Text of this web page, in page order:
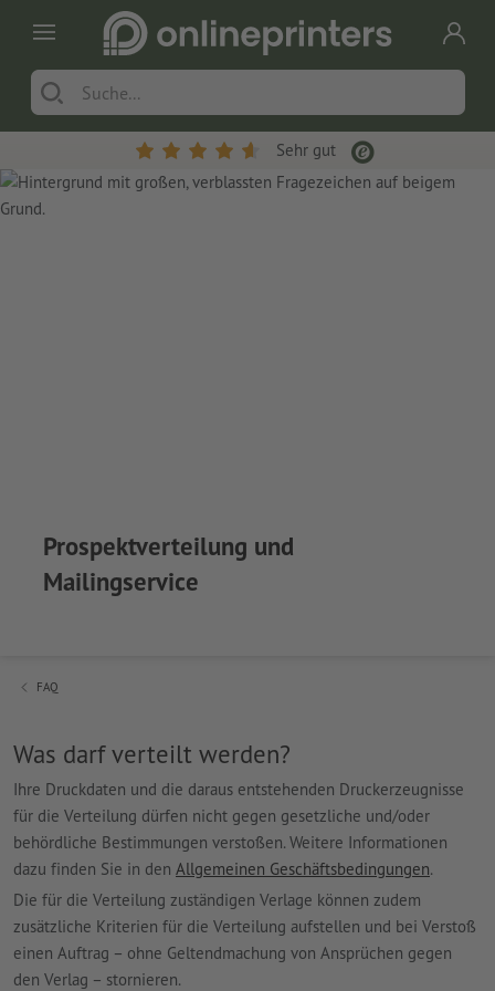
Sehr gut
Prospektverteilung und
Mailingservice
FAQ
Was darf verteilt werden?
Ihre Druckdaten und die daraus entstehenden Druckerzeugnisse
für die Verteilung dürfen nicht gegen gesetzliche und/oder
behördliche Bestimmungen verstoßen. Weitere Informationen
dazu finden Sie in den Allgemeinen Geschäftsbedingungen.
Die für die Verteilung zuständigen Verlage können zudem
zusätzliche Kriterien für die Verteilung aufstellen und bei Verstoß
einen Auftrag – ohne Geltendmachung von Ansprüchen gegen
den Verlag – stornieren.